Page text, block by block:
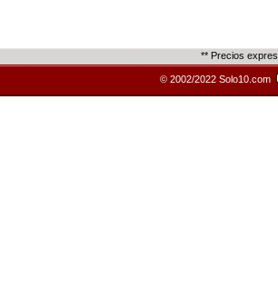
** Precios
© 2002/2022 Solo10.com